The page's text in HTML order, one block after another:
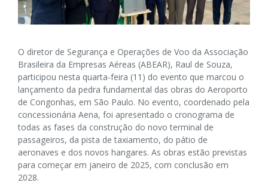
O diretor de Segurança e Operações de Voo da Associação
Brasileira da Empresas Aéreas (ABEAR), Raul de Souza,
participou nesta quarta-feira (11) do evento que marcou o
lançamento da pedra fundamental das obras do Aeroporto
de Congonhas, em São Paulo. No evento, coordenado pela
concessionária Aena, foi apresentado o cronograma de
todas as fases da construção do novo terminal de
passageiros, da pista de taxiamento, do pátio de
aeronaves e dos novos hangares. As obras estão previstas
para começar em janeiro de 2025, com conclusão em
2028.